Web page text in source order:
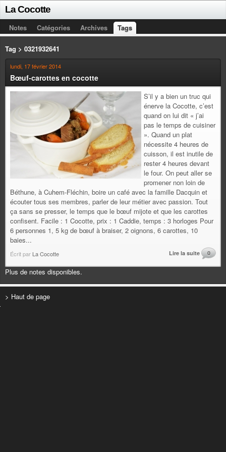
La Cocotte
Notes Catégories Archives Tags
Tag > 0321932641
lundi, 17 février 2014
Bœuf-carottes en cocotte
S’il y a bien un truc qui
énerve la Cocotte, c’est
quand on lui dit « j’ai
pas le temps de cuisiner
». Quand un plat
nécessite 4 heures de
cuisson, il est inutile de
rester 4 heures devant
le four. On peut aller se
promener non loin de
Béthune, à Cuhem-Fléchin, boire un café avec la famille Dacquin et
écouter tous ses membres, parler de leur métier avec passion. Tout
ça sans se presser, le temps que le bœuf mijote et que les carottes
confisent. Facile : 1 Cocotte, prix : 1 Caddie, temps : 3 horloges Pour
6 personnes 1, 5 kg de bœuf à braiser, 2 oignons, 6 carottes, 10
baies...
Écrit par La Cocotte Lire la suite 0
Plus de notes disponibles.
> Haut de page